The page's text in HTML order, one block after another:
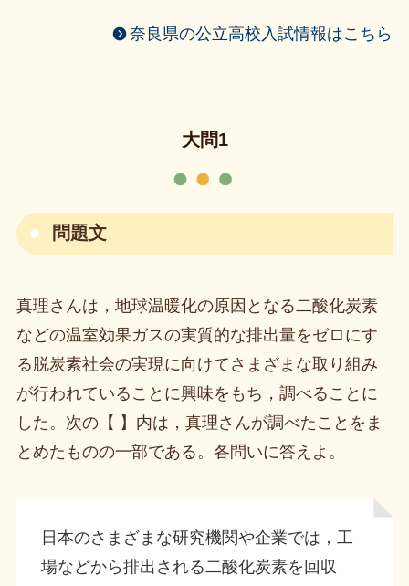
奈良県の公立高校入試情報はこちら
大問1
問題文
真理さんは，地球温暖化の原因となる二酸化炭素
などの温室効果ガスの実質的な排出量をゼロにす
る脱炭素社会の実現に向けてさまざまな取り組み
が行われていることに興味をもち，調べることに
した。次の【 】内は，真理さんが調べたことをま
とめたものの一部である。各問いに答えよ。
日本のさまざまな研究機関や企業では，工
場などから排出される二酸化炭素を回収